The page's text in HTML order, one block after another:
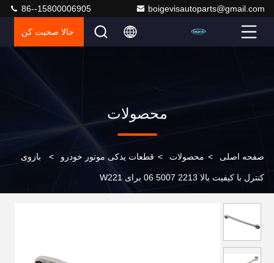
boigevisautoparts@gmail.com
86--15800006905
حالا صحبت کن
محصولات
صفحه اصلی > محصولات > قطعات یدکی موتور خودرو > بازوی
کنترل با کیفیت بالا 2213 5007 06 برای W221